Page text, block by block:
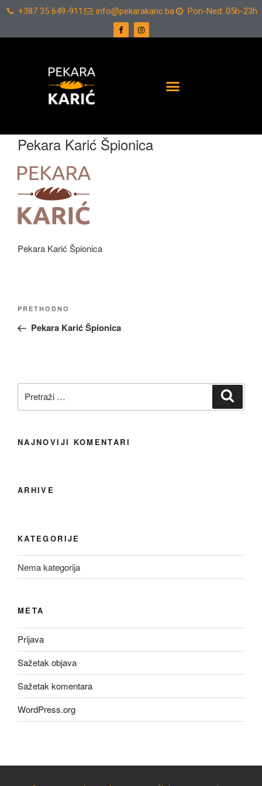
+387 35 649-911 info@pekarakaric.ba Pon-Ned: 05h-23h
Pekara Karić Špionica
Pekara Karić Špionica
PRETHODNO
Pekara Karić Špionica
NAJNOVIJI KOMENTARI
ARHIVE
KATEGORIJE
Nema kategorija
META
Prijava
Sažetak objava
Sažetak komentara
WordPress.org